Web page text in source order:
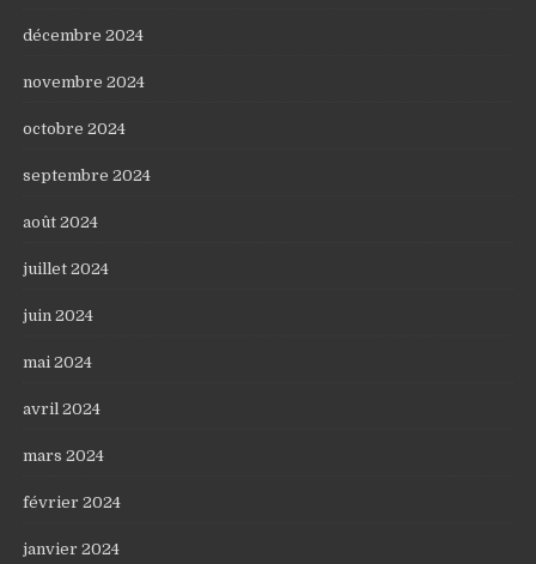
décembre 2024
novembre 2024
octobre 2024
septembre 2024
août 2024
juillet 2024
juin 2024
mai 2024
avril 2024
mars 2024
février 2024
janvier 2024